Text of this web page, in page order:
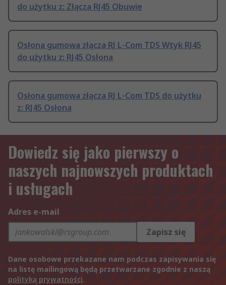
do użytku z: Złącza RJ45 Obuwie
Osłona gumowa złącza RJ L-Com TDS Wtyk RJ45
do użytku z: RJ45 Osłona
Osłona gumowa złącza RJ L-Com TDS do użytku
z: RJ45 Osłona
Dowiedz się jako pierwszy o
naszych najnowszych produktach
i usługach
Adres e-mail
Zapisz się
Dane osobowe przekazane nam podczas zapisywania się
na listę mailingową będą przetwarzane zgodnie z naszą
polityką prywatności.